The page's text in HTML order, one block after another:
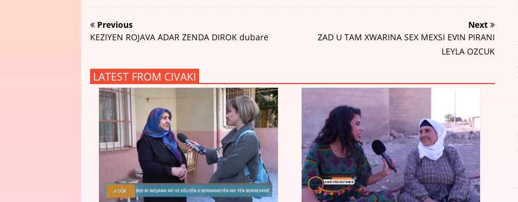
Previous
KEZIYEN ROJAVA ADAR ZENDA DIROK dubare
Next
ZAD U TAM XWARINA SEX MEXSI EVIN PIRANI
LEYLA OZCUK
LATEST FROM CIVAKI